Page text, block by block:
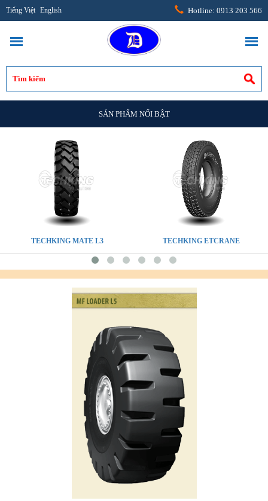
Tiếng Việt English Hotline: 0913 203 566
SẢN PHẨM NỔI BẬT
TECHKING MATE L3 TECHKING ETCRANE